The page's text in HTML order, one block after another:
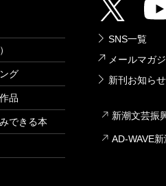
グ
品
できる本
SNS一覧
メールマガ
新刊お知ら
新潮文芸振
AD-WAVE